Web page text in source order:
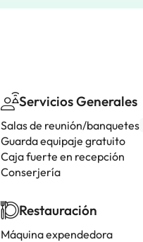
Servicios Generales
Salas de reunión/banquetes
Guarda equipaje gratuito
Caja fuerte en recepción
Conserjería
Restauración
Máquina expendedora